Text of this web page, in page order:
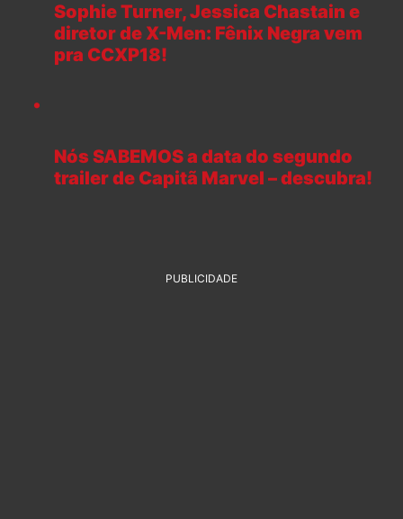
Sophie Turner, Jessica Chastain e
diretor de X-Men: Fênix Negra vem
pra CCXP18!
Nós SABEMOS a data do segundo
trailer de Capitã Marvel – descubra!
PUBLICIDADE